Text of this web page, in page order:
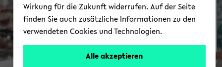
© Uni­ver­si­tät Bie­le­feld
Wirkung für die Zukunft widerrufen. Auf der Seite
finden Sie auch zusätzliche Informationen zu den
verwendeten Cookies und Technologien.
Alle akzeptieren